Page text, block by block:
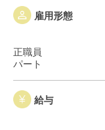
雇用形態
正職員
パート
給与